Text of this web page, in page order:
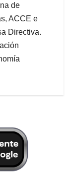
de
ACCE e
Directiva.